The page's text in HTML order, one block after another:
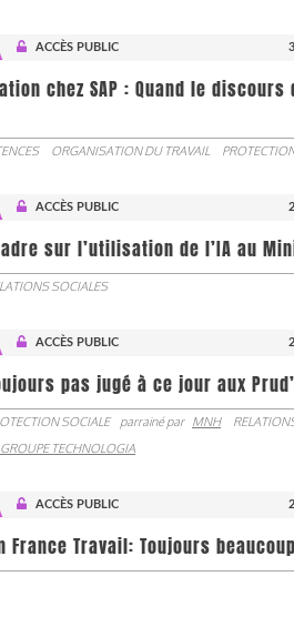
ACCÈS PUBLIC
chez SAP : Quand le
ORGANISATION DU TRAVAIL
ACCÈS PUBLIC
sur l’utilisation de l’IA au
SOCIALES
ACCÈS PUBLIC
pas jugé à ce jour aux
SOCIALE parrainé par MNH
GROUPE TECHNOLOGIA
ACCÈS PUBLIC
Travail: Toujours